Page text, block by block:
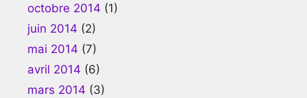
octobre 2014 (1)
juin 2014 (2)
mai 2014 (7)
avril 2014 (6)
mars 2014 (3)